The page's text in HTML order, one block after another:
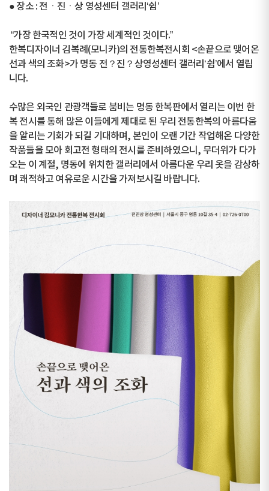
● 장소 : 전ㆍ진ㆍ상 영성센터 갤러리‘쉼’
“가장 한국적인 것이 가장 세계적인 것이다.”
한복디자이너 김복례(모니카)의 전통한복전시회 <손끝으로 맺어온
선과 색의 조화>가 명동 전？진？상영성센터 갤러리‘쉼’에서 열립
니다.
수많은 외국인 관광객들로 붐비는 명동 한복판에서 열리는 이번 한
복 전시를 통해 많은 이들에게 제대로 된 우리 전통한복의 아름다움
을 알리는 기회가 되길 기대하며, 본인이 오랜 기간 작업해온 다양한
작품들을 모아 회고전 형태의 전시를 준비하였으니, 무더위가 다가
오는 이 계절, 명동에 위치한 갤러리에서 아름다운 우리 옷을 감상하
며 쾌적하고 여유로운 시간을 가져보시길 바랍니다.